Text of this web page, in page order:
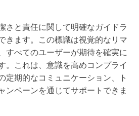
さと責任に関して明確なガイドラ
きます。この標識は視覚的なリマ
すべてのユーザーが期待を確実に
。これは、意識を高めコンプライ
定期的なコミュニケーション、ト
ンペーンを通じてサポートできま